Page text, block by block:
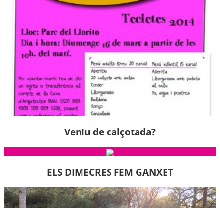
Veniu de calçotada?
ELS DIMECRES FEM GANXET